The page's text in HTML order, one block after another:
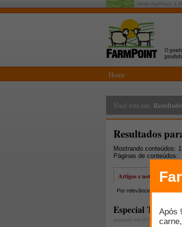
Rede AgriPoint:
Home
Você está em:
Resultados
Mostrando conteúdos:
Páginas de conteúdos:
Artigos e notícias
Por relevância
Especial Taça de
postado em 07/03/2016